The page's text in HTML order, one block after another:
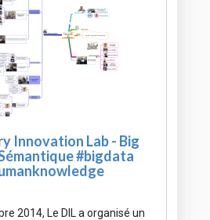
Innovation Lab - Big
#bigdata
2014, Le DIL a organisé un